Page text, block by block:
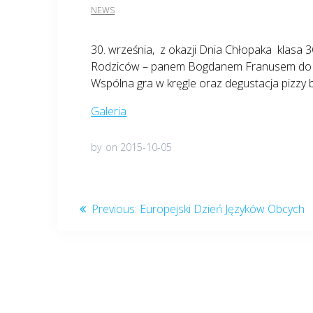
NEWS
30. września, z okazji Dnia Chłopaka klasa
Rodziców – panem Bogdanem Franusem
Wspólna gra w kręgle oraz degustacja pizzy
Galeria
by on 2015-10-05
Nawigacja
Previous: Previous
Europejski Dzień Języków Obcych